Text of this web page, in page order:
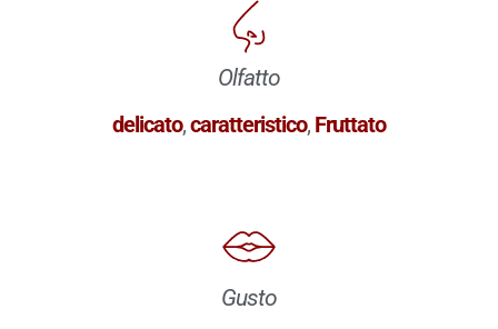
Olfatto
delicato,caratteristico, Fruttato
Gusto